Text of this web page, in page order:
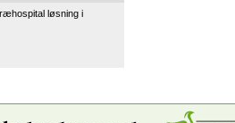
løsning i